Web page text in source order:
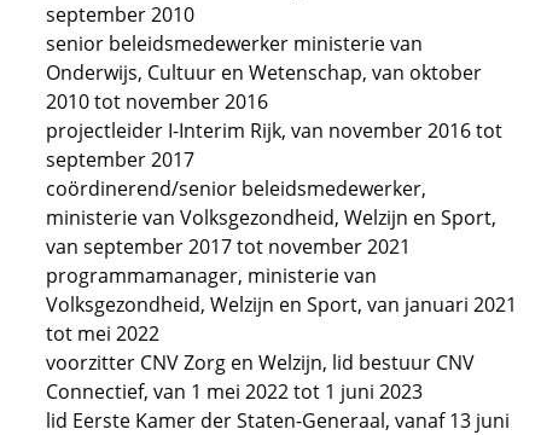
september 2010
senior beleidsmedewerker ministerie van
Onderwijs, Cultuur en Wetenschap, van oktober
2010 tot november 2016
projectleider I-Interim Rijk, van november 2016 tot
september 2017
coördinerend/senior beleidsmedewerker,
ministerie van Volksgezondheid, Welzijn en Sport,
van september 2017 tot november 2021
programmamanager, ministerie van
Volksgezondheid, Welzijn en Sport, van januari 2021
tot mei 2022
voorzitter CNV Zorg en Welzijn, lid bestuur CNV
Connectief, van 1 mei 2022 tot 1 juni 2023
lid Eerste Kamer der Staten-Generaal, vanaf 13 juni